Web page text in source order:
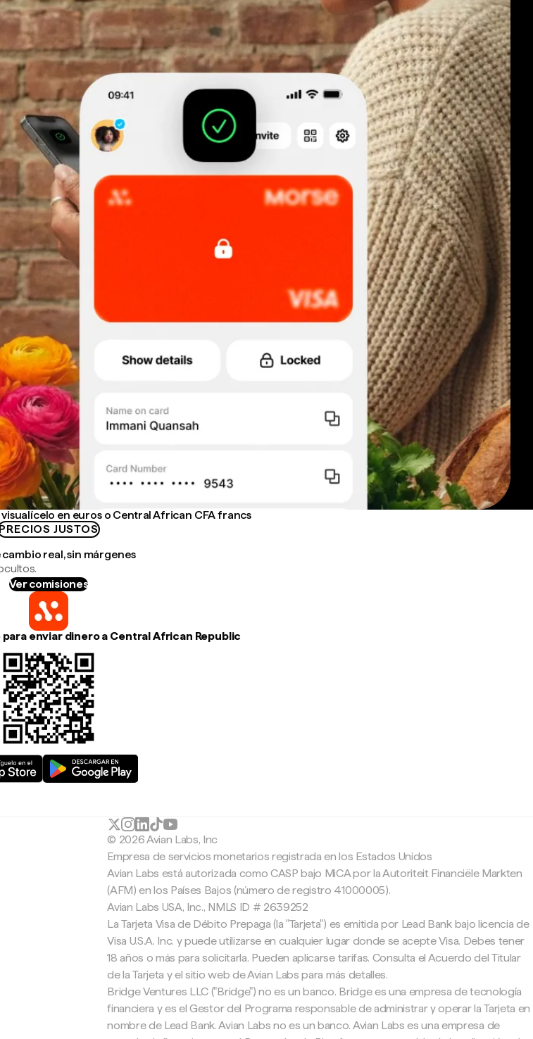
en euros o Central African CFA francs
JUSTOS
real, sin márgenes
Ver comisiones
enviar dinero a Central African Republic
© 2026 Avian Labs, Inc
Empresa de servicios monetarios registrada en los Estados Unidos
Avian Labs está autorizada como CASP bajo MiCA por la Autoriteit Financiële Markten
(AFM) en los Países Bajos (número de registro 41000005).
Avian Labs USA, Inc., NMLS ID # 2639252
La Tarjeta Visa de Débito Prepaga (la "Tarjeta") es emitida por Lead Bank bajo licencia de
Visa U.S.A. Inc. y puede utilizarse en cualquier lugar donde se acepte Visa. Debes tener
18 años o más para solicitarla. Pueden aplicarse tarifas. Consulta el Acuerdo del Titular
de la Tarjeta y el sitio web de Avian Labs para más detalles.
Bridge Ventures LLC ("Bridge") no es un banco. Bridge es una empresa de tecnología
financiera y es el Gestor del Programa responsable de administrar y operar la Tarjeta en
nombre de Lead Bank. Avian Labs no es un banco. Avian Labs es una empresa de